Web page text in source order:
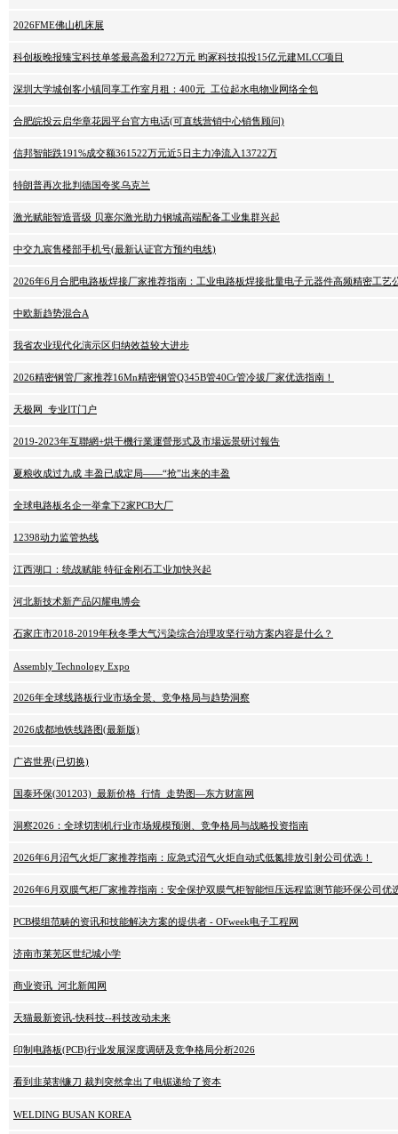
2026FME佛山机床展
科创板晚报臻宝科技单签最高盈利272万元 昀冢科技拟投15亿元建MLCC项目
深圳大学城创客小镇同享工作室月租：400元_工位起水电物业网络全包
合肥皖投云启华章花园平台官方电话(可直线营销中心销售顾问)
信邦智能跌191%成交额361522万元近5日主力净流入13722万
特朗普再次批判德国夸奖乌克兰
激光赋能智造晋级 贝塞尔激光助力钢城高端配备工业集群兴起
中交九宸售楼部手机号(最新认证官方预约电线)
2026年6月合肥电路板焊接厂家推荐指南：工业电路板焊接批量电子元器件高频精密工艺
中欧新趋势混合A
我省农业现代化演示区归纳效益较大进步
2026精密钢管厂家推荐16Mn精密钢管Q345B管40Cr管冷拔厂家优选指南！
天极网_专业IT门户
2019-2023年互聯網+烘干機行業運營形式及市場远景研讨報告
夏粮收成过九成 丰盈已成定局——“抢”出来的丰盈
全球电路板名企一举拿下2家PCB大厂
12398动力监管热线
江西湖口：统战赋能 特征金刚石工业加快兴起
河北新技术新产品闪耀电博会
石家庄市2018-2019年秋冬季大气污染综合治理攻坚行动方案内容是什么？
Assembly Technology Expo
2026年全球线路板行业市场全景、竞争格局与趋势洞察
2026成都地铁线路图(最新版)
广咨世界(已切换)
国泰环保(301203)_最新价格_行情_走势图—东方财富网
洞察2026：全球切割机行业市场规模预测、竞争格局与战略投资指南
2026年6月沼气火炬厂家推荐指南：应急式沼气火炬自动式低氮排放引射公司优选！
2026年6月双膜气柜厂家推荐指南：安全保护双膜气柜智能恒压远程监测节能环保公司优
PCB模组范畴的资讯和技能解决方案的提供者 - OFweek电子工程网
济南市莱芜区世纪城小学
商业资讯_河北新闻网
天猫最新资讯-快科技--科技改动未来
印制电路板(PCB)行业发展深度调研及竞争格局分析2026
看到韭菜割镰刀 裁判突然拿出了电锯递给了资本
WELDING BUSAN KOREA